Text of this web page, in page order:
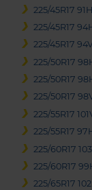
225/45R17 91H
225/45R17
225/45R17
225/50R17
225/50R17
225/50R17
225/55R17
225/55R17
225/60R17
225/60R17
225/65R17